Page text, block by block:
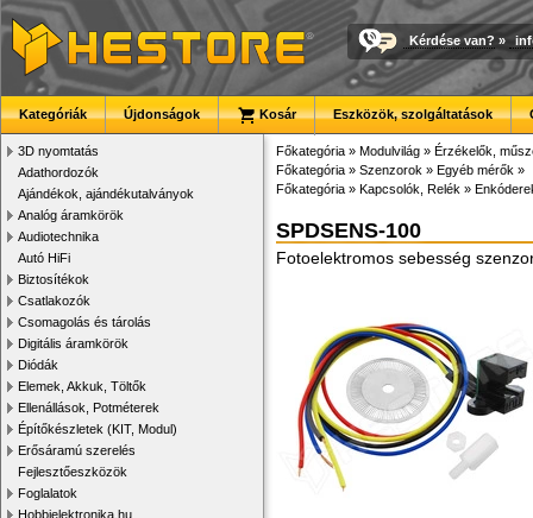
Kérdése van? »
Kategóriák Újdonságok Kosár Eszközök, szolgáltatások
3D nyomtatás
Adathordozók
Ajándékok, ajándékutalványok
Analóg áramkörök
Audiotechnika
Autó HiFi
Biztosítékok
Csatlakozók
Csomagolás és tárolás
Digitális áramkörök
Diódák
Elemek, Akkuk, Töltők
Ellenállások, Potméterek
Építőkészletek (KIT, Modul)
Erősáramú szerelés
Fejlesztőeszközök
Foglalatok
Hobbielektronika.hu
Főkategória » Modulvilág » Érzékelők,
Főkategória » Szenzorok » Egyéb mérők »
Főkategória » Kapcsolók, Relék »
SPDSENS-100
Fotoelektromos sebesség